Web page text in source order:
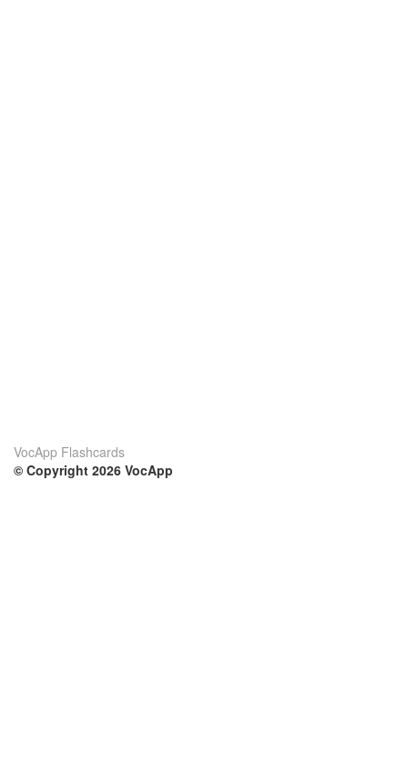
VocApp Flashcards
© Copyright 2026 VocApp